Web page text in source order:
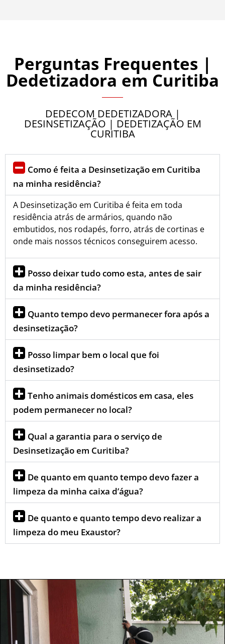
Perguntas Frequentes |
Dedetizadora em Curitiba
DEDECOM DEDETIZADORA |
DESINSETIZAÇÃO | DEDETIZAÇÃO EM
CURITIBA
Como é feita a Desinsetização em Curitiba
na minha residência?
A Desinsetização em Curitiba é feita em toda
residência atrás de armários, quando não
embutidos, nos rodapés, forro, atrás de cortinas e
onde mais nossos técnicos conseguirem acesso.
Posso deixar tudo como esta, antes de sair
da minha residência?
Quanto tempo devo permanecer fora após a
desinsetização?
Posso limpar bem o local que foi
desinsetizado?
Tenho animais domésticos em casa, eles
podem permanecer no local?
Qual a garantia para o serviço de
Desinsetização em Curitiba?
De quanto em quanto tempo devo fazer a
limpeza da minha caixa d’água?
De quanto e quanto tempo devo realizar a
limpeza do meu Exaustor?